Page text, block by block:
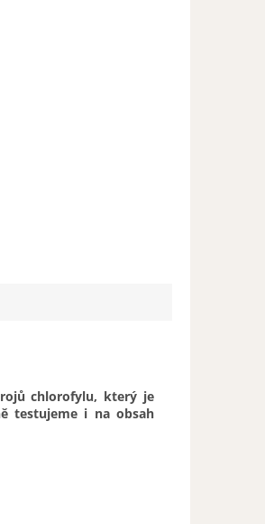
chlorofylu, který je
testujeme i na obsah